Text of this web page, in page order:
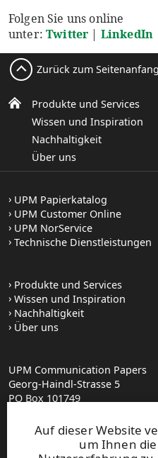
Folgen Sie uns online
unter:Twitter | LinkedIn
Auf dieser Website
um Ihnen
Produkte und Services
Wissen und Inspiration
Nachhaltigkeit
Über uns
Zurück zum Seitenanfang
UPM Papierkatalog
UPM Customer Online
UPM NorService
Technische Dienstleistungen
Produkte und Services
Wissen und Inspiration
Nachhaltigkeit
Über uns
UPM Communication Papers
Georg-Haindl-Strasse 5
PO Box 101749
Tel.+49 821 31090